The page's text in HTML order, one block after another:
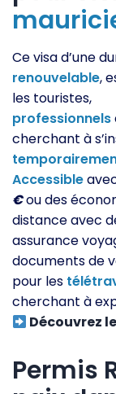
Ce visa d’une
renouvelable,
les touristes,
professionnels
cherchant à
Accessible
€ou des
distance avec
assurance
documents de
pour les
cherchant à
Découvrez
Permis